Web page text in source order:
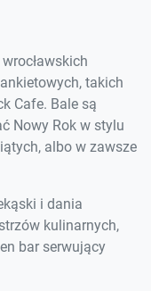
takich
Cafe. Bale są
Nowy Rok w stylu
albo w zawsze
i dania
kulinarnych,
bar serwujący